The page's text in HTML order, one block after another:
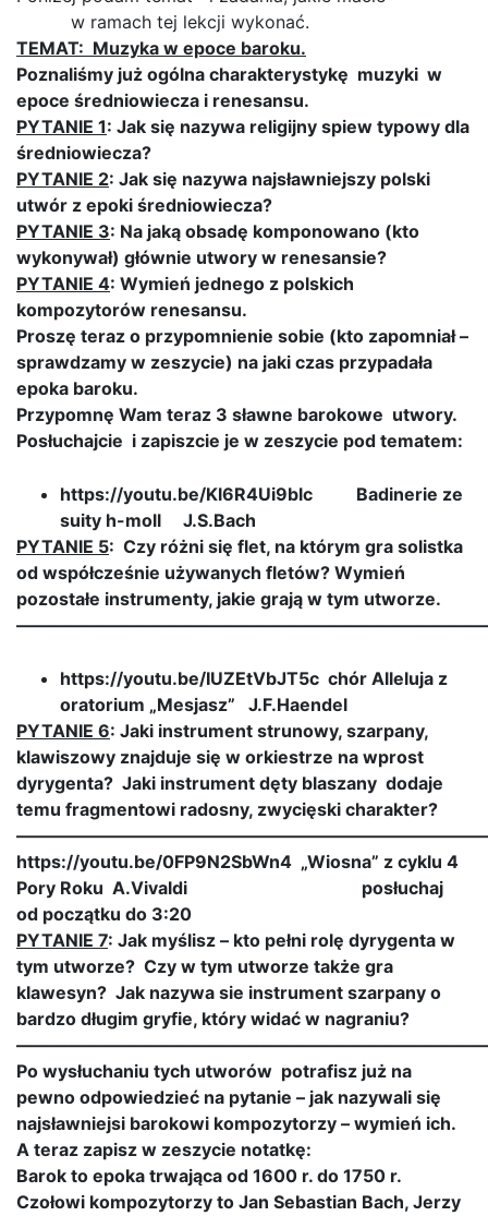
w ramach tej lekcji wykonać.
TEMAT: Muzyka w epoce baroku.
Poznaliśmy już ogólna charakterystykę muzyki w
epoce średniowiecza i renesansu.
PYTANIE 1: Jak się nazywa religijny spiew typowy dla
średniowiecza?
PYTANIE 2: Jak się nazywa najsławniejszy polski
utwór z epoki średniowiecza?
PYTANIE 3: Na jaką obsadę komponowano (kto
wykonywał) głównie utwory w renesansie?
PYTANIE 4: Wymień jednego z polskich
kompozytorów renesansu.
Proszę teraz o przypomnienie sobie (kto zapomniał –
sprawdzamy w zeszycie) na jaki czas przypadała
epoka baroku.
Przypomnę Wam teraz 3 sławne barokowe utwory.
Posłuchajcie i zapiszcie je w zeszycie pod tematem:
https://youtu.be/Kl6R4Ui9blc Badinerie ze
suity h-moll J.S.Bach
PYTANIE 5: Czy różni się flet, na którym gra solistka
od współcześnie używanych fletów? Wymień
pozostałe instrumenty, jakie grają w tym utworze.
https://youtu.be/IUZEtVbJT5c chór Alleluja z
oratorium „Mesjasz” J.F.Haendel
PYTANIE 6: Jaki instrument strunowy, szarpany,
klawiszowy znajduje się w orkiestrze na wprost
dyrygenta? Jaki instrument dęty blaszany dodaje
temu fragmentowi radosny, zwycięski charakter?
https://youtu.be/0FP9N2SbWn4 „Wiosna” z cyklu 4
Pory Roku A.Vivaldi posłuchaj
od początku do 3:20
PYTANIE 7: Jak myślisz – kto pełni rolę dyrygenta w
tym utworze? Czy w tym utworze także gra
klawesyn? Jak nazywa sie instrument szarpany o
bardzo długim gryfie, który widać w nagraniu?
Po wysłuchaniu tych utworów potrafisz już na
pewno odpowiedzieć na pytanie – jak nazywali się
najsławniejsi barokowi kompozytorzy – wymień ich.
A teraz zapisz w zeszycie notatkę:
Barok to epoka trwająca od 1600 r. do 1750 r.
Czołowi kompozytorzy to Jan Sebastian Bach, Jerzy